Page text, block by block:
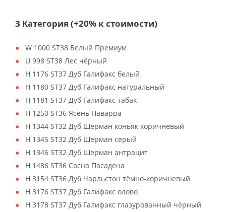
3 Категория (+20% к стоимости)
W 1000 ST38 Белый Премиум
U 998 ST38 Лес чёрный
H 1176 ST37 Дуб Галифакс белый
H 1180 ST37 Дуб Галифакс натуральный
H 1181 ST37 Дуб Галифакс табак
H 1250 ST36 Ясень Наварра
H 1344 ST32 Дуб Шерман коньяк коричневый
H 1345 ST32 Дуб Шерман серый
H 1346 ST32 Дуб Шерман антрацит
H 1486 ST36 Сосна Пасадена
H 3154 ST36 Дуб Чарльстон тёмно-коричневый
H 3176 ST37 Дуб Галифакс олово
H 3178 ST37 Дуб Галифакс глазурованный чёрный